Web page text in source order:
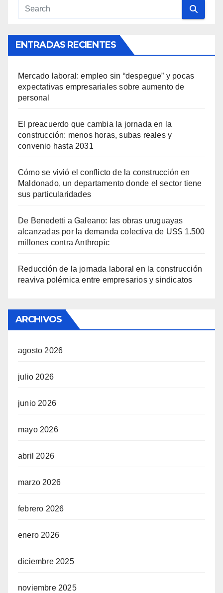
ENTRADAS RECIENTES
Mercado laboral: empleo sin “despegue” y pocas
expectativas empresariales sobre aumento de
personal
El preacuerdo que cambia la jornada en la
construcción: menos horas, subas reales y
convenio hasta 2031
Cómo se vivió el conflicto de la construcción en
Maldonado, un departamento donde el sector tiene
sus particularidades
De Benedetti a Galeano: las obras uruguayas
alcanzadas por la demanda colectiva de US$ 1.500
millones contra Anthropic
Reducción de la jornada laboral en la construcción
reaviva polémica entre empresarios y sindicatos
ARCHIVOS
agosto 2026
julio 2026
junio 2026
mayo 2026
abril 2026
marzo 2026
febrero 2026
enero 2026
diciembre 2025
noviembre 2025